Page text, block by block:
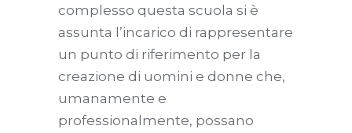
complesso questa scuola si è
assunta l’incarico di rappresentare
un punto di riferimento per la
creazione di uomini e donne che,
umanamente e
professionalmente, possano